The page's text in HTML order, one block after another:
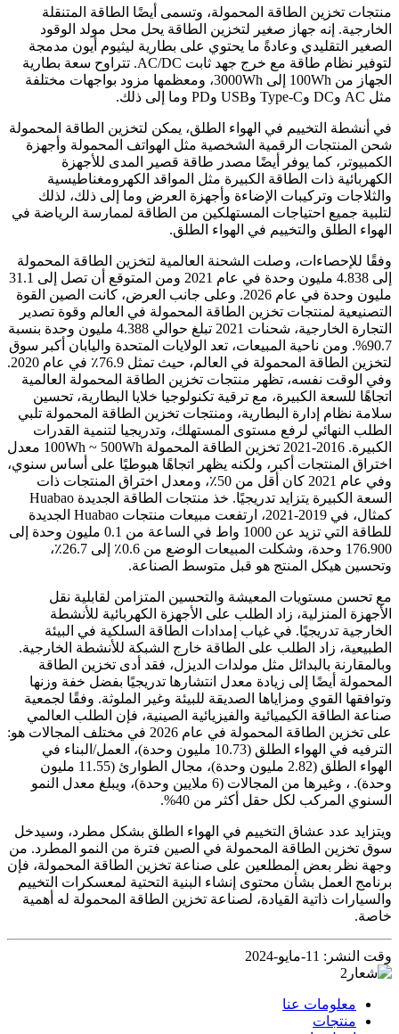
منتجات تخزين الطاقة المحمولة، وتسمى أيضًا الطاقة المتنقلة
الخارجية. إنه جهاز صغير لتخزين الطاقة يحل محل مولد الوقود
الصغير التقليدي وعادةً ما يحتوي على بطارية ليثيوم أيون مدمجة
لتوفير نظام طاقة مع خرج جهد ثابت AC/DC. تتراوح سعة بطارية
الجهاز من 100Wh إلى 3000Wh، ومعظمها مزود بواجهات مختلفة
مثل AC وDC وType-C وUSB وPD وما إلى ذلك.
في أنشطة التخييم في الهواء الطلق، يمكن لتخزين الطاقة المحمولة
شحن المنتجات الرقمية الشخصية مثل الهواتف المحمولة وأجهزة
الكمبيوتر، كما يوفر أيضًا مصدر طاقة قصير المدى للأجهزة
الكهربائية ذات الطاقة الكبيرة مثل المواقد الكهرومغناطيسية
والثلاجات وتركيبات الإضاءة وأجهزة العرض وما إلى ذلك، لذلك
لتلبية جميع احتياجات المستهلكين من الطاقة لممارسة الرياضة في
الهواء الطلق والتخييم في الهواء الطلق.
وفقًا للإحصاءات، وصلت الشحنة العالمية لتخزين الطاقة المحمولة
إلى 4.838 مليون وحدة في عام 2021 ومن المتوقع أن تصل إلى 31.1
مليون وحدة في عام 2026. وعلى جانب العرض، كانت الصين القوة
التصنيعية لمنتجات تخزين الطاقة المحمولة في العالم وقوة تصدير
التجارة الخارجية، شحنات 2021 تبلغ حوالي 4.388 مليون وحدة بنسبة
90.7%. ومن ناحية المبيعات، تعد الولايات المتحدة واليابان أكبر سوق
لتخزين الطاقة المحمولة في العالم، حيث تمثل 76.9٪ في عام 2020.
وفي الوقت نفسه، تظهر منتجات تخزين الطاقة المحمولة العالمية
اتجاهًا للسعة الكبيرة، مع ترقية تكنولوجيا خلايا البطارية، تحسين
سلامة نظام إدارة البطارية، ومنتجات تخزين الطاقة المحمولة تلبي
الطلب النهائي لرفع مستوى المستهلك، وتدريجيا لتنمية القدرات
الكبيرة. 2016-2021 تخزين الطاقة المحمولة 100Wh ~ 500Wh معدل
اختراق المنتجات أكبر، ولكنه يظهر اتجاهًا هبوطيًا على أساس سنوي،
وفي عام 2021 كان أقل من 50٪، ومعدل اختراق المنتجات ذات
السعة الكبيرة يتزايد تدريجيًا. خذ منتجات الطاقة الجديدة Huabao
كمثال، في 2019-2021، ارتفعت مبيعات منتجات Huabao الجديدة
للطاقة التي تزيد عن 1000 واط في الساعة من 0.1 مليون وحدة إلى
176.900 وحدة، وشكلت المبيعات الوضع من 0.6٪ إلى 26.7٪،
وتحسين هيكل المنتج هو قبل متوسط ​​الصناعة.
مع تحسن مستويات المعيشة والتحسين المتزامن لقابلية نقل
الأجهزة المنزلية، زاد الطلب على الأجهزة الكهربائية للأنشطة
الخارجية تدريجيًا. في غياب إمدادات الطاقة السلكية في البيئة
الطبيعية، زاد الطلب على الطاقة خارج الشبكة للأنشطة الخارجية.
وبالمقارنة بالبدائل مثل مولدات الديزل، فقد أدى تخزين الطاقة
المحمولة أيضًا إلى زيادة معدل انتشارها تدريجيًا بفضل خفة وزنها
وتوافقها القوي ومزاياها الصديقة للبيئة وغير الملوثة. وفقًا لجمعية
صناعة الطاقة الكيميائية والفيزيائية الصينية، فإن الطلب العالمي
على تخزين الطاقة المحمولة في عام 2026 في مختلف المجالات هو:
الترفيه في الهواء الطلق (10.73 مليون وحدة)، العمل/البناء في
الهواء الطلق (2.82 مليون وحدة)، مجال الطوارئ (11.55 مليون
وحدة). ، وغيرها من المجالات (6 ملايين وحدة)، ويبلغ معدل النمو
السنوي المركب لكل حقل أكثر من 40%.
ويتزايد عدد عشاق التخييم في الهواء الطلق بشكل مطرد، وسيدخل
سوق تخزين الطاقة المحمولة في الصين فترة من النمو المطرد. من
وجهة نظر بعض المطلعين على صناعة تخزين الطاقة المحمولة، فإن
برنامج العمل بشأن محتوى إنشاء البنية التحتية لمعسكرات التخييم
والسيارات ذاتية القيادة، لصناعة تخزين الطاقة المحمولة له أهمية
خاصة.
وقت النشر: 11-مايو-2024
معلومات عنا
منتجات